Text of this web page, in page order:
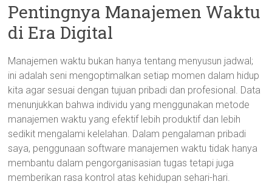
Pentingnya Manajemen Waktu
di Era Digital
Manajemen waktu bukan hanya tentang menyusun jadwal;
ini adalah seni mengoptimalkan setiap momen dalam hidup
kita agar sesuai dengan tujuan pribadi dan profesional. Data
menunjukkan bahwa individu yang menggunakan metode
manajemen waktu yang efektif lebih produktif dan lebih
sedikit mengalami kelelahan. Dalam pengalaman pribadi
saya, penggunaan software manajemen waktu tidak hanya
membantu dalam pengorganisasian tugas tetapi juga
memberikan rasa kontrol atas kehidupan sehari-hari.